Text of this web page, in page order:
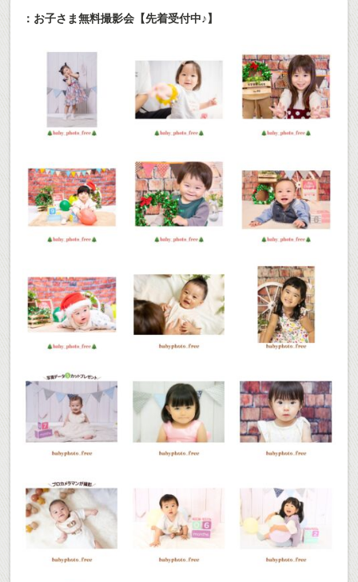
：お子さま無料撮影会【先着受付中♪】